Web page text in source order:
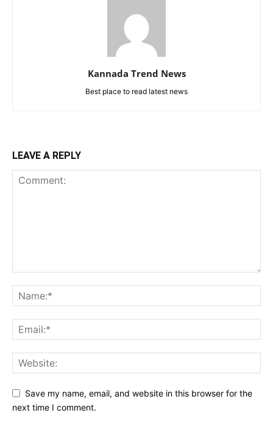
Kannada Trend News
Best place to read latest news
LEAVE A REPLY
Save my name, email, and website in this browser for the
next time I comment.